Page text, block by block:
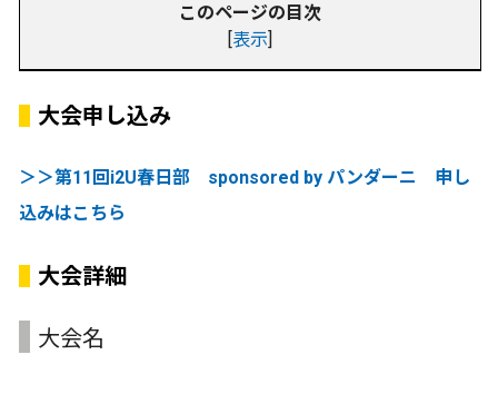
このページの目次
[表示]
大会申し込み
＞＞第11回i2U春日部 sponsored by パンダーニ 申し
込みはこちら
大会詳細
大会名